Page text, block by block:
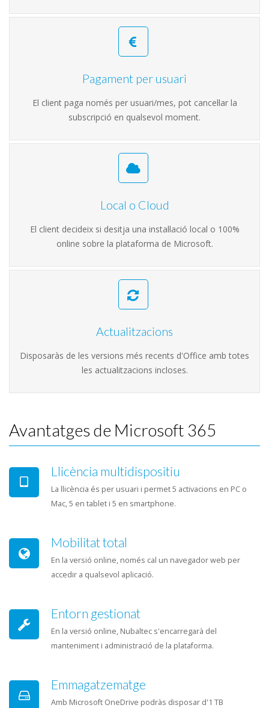
Pagament per usuari
El client paga només per usuari/mes, pot cancel·lar la
subscripció en qualsevol moment.
Local o Cloud
El client decideix si desitja una instal·lació local o 100%
online sobre la plataforma de Microsoft.
Actualitzacions
Disposaràs de les versions més recents d'Office amb totes
les actualitzacions incloses.
Avantatges de Microsoft 365
Llicència multidispositiu
La llicència és per usuari i permet 5 activacions en PC o
Mac, 5 en tablet i 5 en smartphone.
Mobilitat total
En la versió online, només cal un navegador web per
accedir a qualsevol aplicació.
Entorn gestionat
En la versió online, Nubaltec s'encarregarà del
manteniment i administració de la plataforma.
Emmagatzematge
Amb Microsoft OneDrive podràs disposar d'1 TB